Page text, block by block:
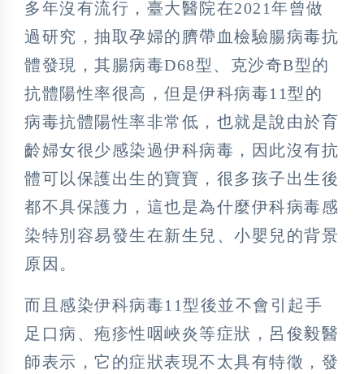
多年沒有流行，臺大醫院在2021年曾做
過研究，抽取孕婦的臍帶血檢驗腸病毒抗
體發現，其腸病毒D68型、克沙奇B型的
抗體陽性率很高，但是伊科病毒11型的
病毒抗體陽性率非常低，也就是說由於育
齡婦女很少感染過伊科病毒，因此沒有抗
體可以保護出生的寶寶，很多孩子出生後
都不具保護力，這也是為什麼伊科病毒感
染特別容易發生在新生兒、小嬰兒的背景
原因。
而且感染伊科病毒11型後並不會引起手
足口病、疱疹性咽峽炎等症狀，呂俊毅醫
師表示，它的症狀表現不太具有特徵，發